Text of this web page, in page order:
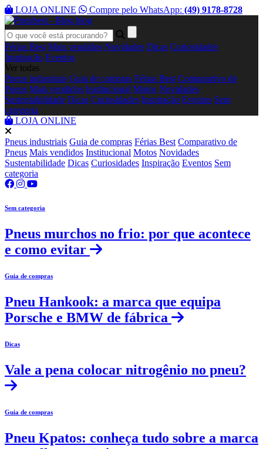
LOJA ONLINE Compre pelo WhatsApp: (49) 9178-8728
blog
Férias Best Mais vendidos Novidades Dicas Curiosidades
Inspiração Eventos
Ver todas
Pneus industriais Guia de compras Férias Best Comparativo de
Pneus Mais vendidos Institucional Motos Novidades
Sustentabilidade Dicas Curiosidades Inspiração Eventos Sem
categoria
LOJA ONLINE
Pneus industriais Guia de compras Férias Best Comparativo de
Pneus Mais vendidos Institucional Motos Novidades
Sustentabilidade Dicas Curiosidades Inspiração Eventos Sem
categoria
Sem categoria
Pneus murchos no frio: por que acontece
e como evitar
Guia de compras
Pneu Hankook: a marca que equipa
Porsche e BMW de fábrica
Dicas
Vale a pena colocar nitrogênio no pneu?
Guia de compras
Pneu Kpatos: conheça tudo sobre a marca